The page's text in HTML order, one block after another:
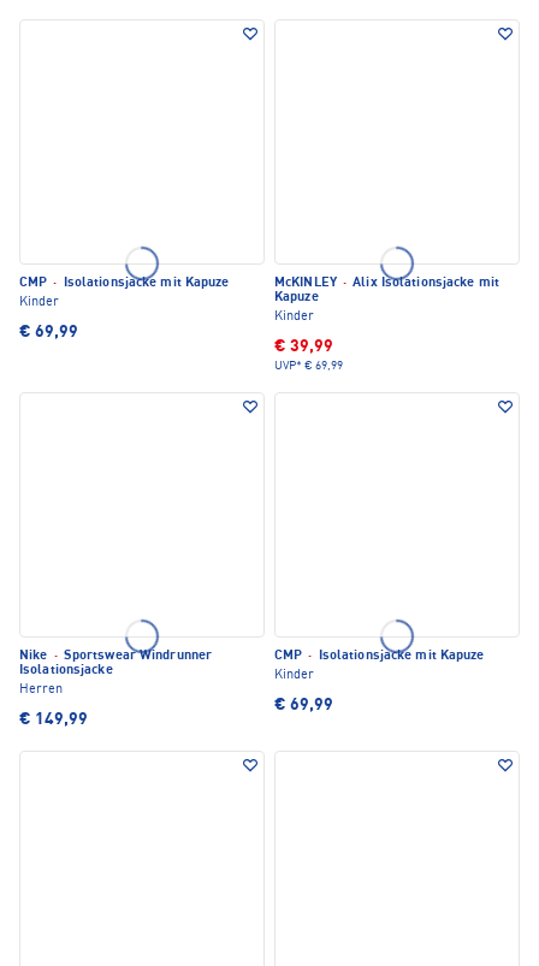
CMP ·
Isolationsjacke mit Kapuze
Kinder
€ 69,99
McKINLEY · Alix Isolationsjacke mit
Kapuze
Kinder
€ 39,99
UVP* € 69,99
Nike · Sportswear Windrunner
Isolationsjacke
Herren
€ 149,99
CMP ·
Isolationsjacke mit Kapuze
Kinder
€ 69,99